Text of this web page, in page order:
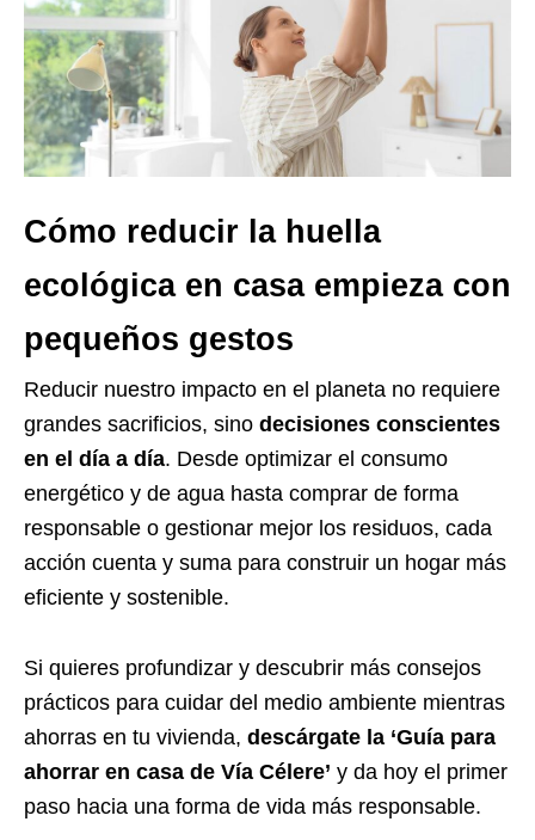
Cómo reducir la huella
ecológica en casa empieza con
pequeños gestos
Reducir nuestro impacto en el planeta no requiere
grandes sacrificios, sino decisiones conscientes
en el día a día. Desde optimizar el consumo
energético y de agua hasta comprar de forma
responsable o gestionar mejor los residuos, cada
acción cuenta y suma para construir un hogar más
eficiente y sostenible.
Si quieres profundizar y descubrir más consejos
prácticos para cuidar del medio ambiente mientras
ahorras en tu vivienda, descárgate la ‘Guía para
ahorrar en casa de Vía Célere’ y da hoy el primer
paso hacia una forma de vida más responsable.